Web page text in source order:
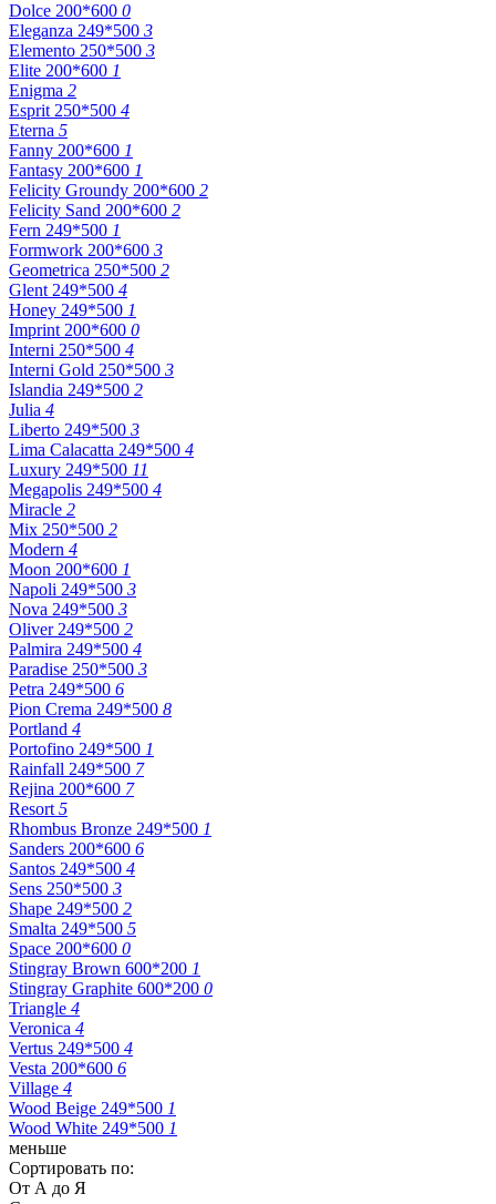
Dolce 200*600 0
Eleganza 249*500 3
Elemento 250*500 3
Elite 200*600 1
Enigma 2
Esprit 250*500 4
Eterna 5
Fanny 200*600 1
Fantasy 200*600 1
Felicity Groundy 200*600 2
Felicity Sand 200*600 2
Fern 249*500 1
Formwork 200*600 3
Geometrica 250*500 2
Glent 249*500 4
Honey 249*500 1
Imprint 200*600 0
Interni 250*500 4
Interni Gold 250*500 3
Islandia 249*500 2
Julia 4
Liberto 249*500 3
Lima Calacatta 249*500 4
Luxury 249*500 11
Megapolis 249*500 4
Miracle 2
Mix 250*500 2
Modern 4
Moon 200*600 1
Napoli 249*500 3
Nova 249*500 3
Oliver 249*500 2
Palmira 249*500 4
Paradise 250*500 3
Petra 249*500 6
Pion Crema 249*500 8
Portland 4
Portofino 249*500 1
Rainfall 249*500 7
Rejina 200*600 7
Resort 5
Rhombus Bronze 249*500 1
Sanders 200*600 6
Santos 249*500 4
Sens 250*500 3
Shape 249*500 2
Smalta 249*500 5
Space 200*600 0
Stingray Brown 600*200 1
Stingray Graphite 600*200 0
Triangle 4
Veronica 4
Vertus 249*500 4
Vesta 200*600 6
Village 4
Wood Beige 249*500 1
Wood White 249*500 1
меньше
Сортировать по:
От А до Я